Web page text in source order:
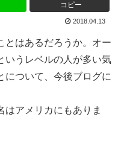
コピー
2018.04.13
とはあるだろうか。オー
いうレベルの人が多い気
について、今後ブログに
はアメリカにもありま